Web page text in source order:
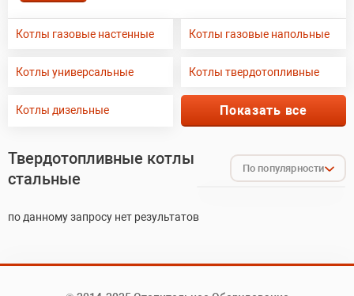
Котлы газовые настенные Котлы газовые напольные
Котлы универсальные Котлы твердотопливные
Котлы дизельные Показать все
Твердотопливные котлы
стальные
По популярности
От дешевых к дорогим
по данному запросу нет результатов